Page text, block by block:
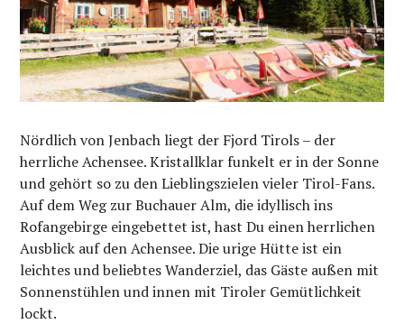
Nördlich von Jenbach liegt der Fjord Tirols – der
herrliche Achensee. Kristallklar funkelt er in der Sonne
und gehört so zu den Lieblingszielen vieler Tirol-Fans.
Auf dem Weg zur Buchauer Alm, die idyllisch ins
Rofangebirge eingebettet ist, hast Du einen herrlichen
Ausblick auf den Achensee. Die urige Hütte ist ein
leichtes und beliebtes Wanderziel, das Gäste außen mit
Sonnenstühlen und innen mit Tiroler Gemütlichkeit
lockt.